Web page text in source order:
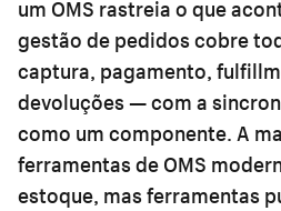
um OMS rastreia o que
gestão de pedidos cobre
captura, pagamento,
devoluções — com a
como um componente. A
ferramentas de OMS
estoque, mas ferramentas